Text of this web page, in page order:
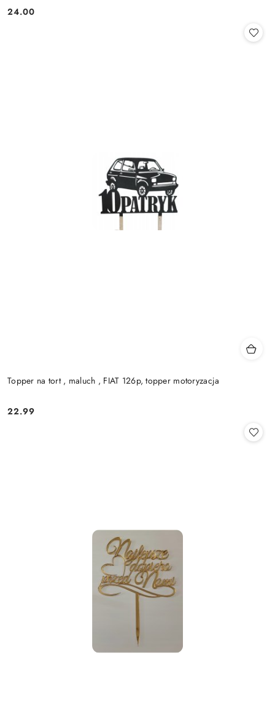
Cena:
24.00
Topper na tort , maluch , FIAT 126p, topper motoryzacja
Cena:
22.99